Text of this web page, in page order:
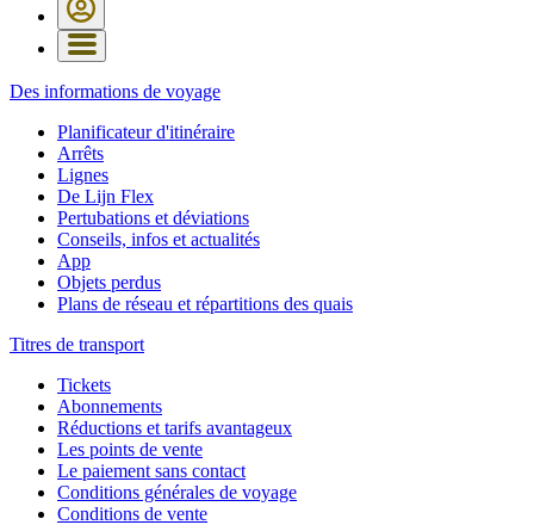
Des informations de voyage
Planificateur d'itinéraire
Arrêts
Lignes
De Lijn Flex
Pertubations et déviations
Conseils, infos et actualités
App
Objets perdus
Plans de réseau et répartitions des quais
Titres de transport
Tickets
Abonnements
Réductions et tarifs avantageux
Les points de vente
Le paiement sans contact
Conditions générales de voyage
Conditions de vente